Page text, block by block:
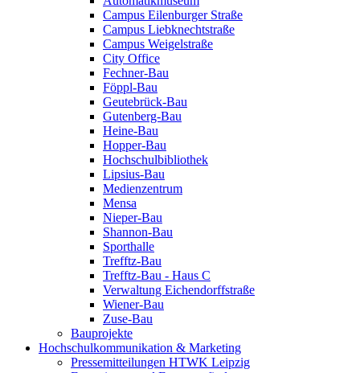
Campus Eilenburger Straße
Campus Liebknechtstraße
Campus Weigelstraße
City Office
Fechner-Bau
Föppl-Bau
Geutebrück-Bau
Gutenberg-Bau
Heine-Bau
Hopper-Bau
Hochschulbibliothek
Lipsius-Bau
Medienzentrum
Mensa
Nieper-Bau
Shannon-Bau
Sporthalle
Trefftz-Bau
Trefftz-Bau - Haus C
Verwaltung Eichendorffstraße
Wiener-Bau
Zuse-Bau
Bauprojekte
Hochschulkommunikation & Marketing
Pressemitteilungen HTWK Leipzig